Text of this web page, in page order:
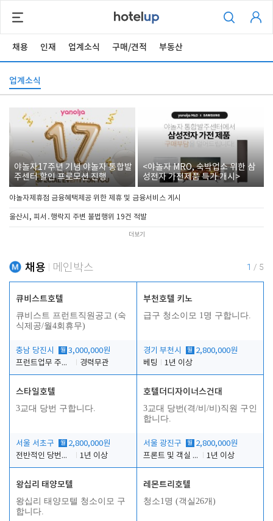
채용 인재 업계소식 구매/견적 부동산
업계소식
야놀자17주년 기념 야놀자 통합발
주센터 할인 프로모션 진행
<야놀자 MRO, 숙박업소 위한 삼
성전자 가전제품 특가 개시>
야놀자제휴점 금융혜택제공 위한 제휴 및 금융서비스 게시
울산시, 피서․행락지 주변 불법행위 19건 적발
더보기
채용 메인박스 1 / 5
큐비스트호텔
큐비스트 프런트직원공고 (숙
식제공/월4회휴무)
충남 당진시 월 3,000,000원
프런트업무 주간, 야간
경력무관
부천호텔 키노
급구 청소이모 1명 구합니다.
경기 부천시 월 2,800,000원
베팅
1년 이상
스타일호텔
3교대 당번 구합니다.
서울 서초구 월 2,800,000원
전반적인 당번업무
1년 이상
호텔더디자이너스건대
3교대 당번(격/비/비)직원 구인
합니다.
서울 광진구 월 2,800,000원
프론트 및 객실 유지 보수 업무
1년 이상
왕십리 태양모텔
왕십리 태양모텔 청소이모 구
합니다.
레몬트리호텔
청소1명 (객실26개)